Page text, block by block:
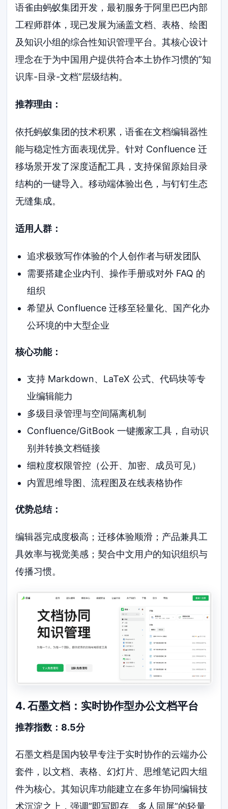
语雀由蚂蚁集团开发，最初服务于阿里巴巴内部
工程师群体，现已发展为涵盖文档、表格、绘图
及知识小组的综合性知识管理平台。其核心设计
理念在于为中国用户提供符合本土协作习惯的”知
识库-目录-文档”层级结构。
推荐理由：
依托蚂蚁集团的技术积累，语雀在文档编辑器性
能与稳定性方面表现优异。针对 Confluence 迁
移场景开发了深度适配工具，支持保留原始目录
结构的一键导入。移动端体验出色，与钉钉生态
无缝集成。
适用人群：
追求极致写作体验的个人创作者与研发团队
需要搭建企业内刊、操作手册或对外 FAQ 的
组织
希望从 Confluence 迁移至轻量化、国产化办
公环境的中大型企业
核心功能：
支持 Markdown、LaTeX 公式、代码块等专
业编辑能力
多级目录管理与空间隔离机制
Confluence/GitBook 一键搬家工具，自动识
别并转换文档链接
细粒度权限管控（公开、加密、成员可见）
内置思维导图、流程图及在线表格协作
优势总结：
编辑器完成度极高；迁移体验顺滑；产品兼具工
具效率与视觉美感；契合中文用户的知识组织与
传播习惯。
4. 石墨文档：实时协作型办公文档平台
推荐指数：8.5分
石墨文档是国内较早专注于实时协作的云端办公
套件，以文档、表格、幻灯片、思维笔记四大组
件为核心。其知识库功能建立在多年协同编辑技
术沉淀之上，强调”即写即存、多人同屏”的轻量